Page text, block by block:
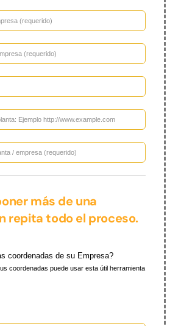
más de una
repita todo el proceso.
coordenadas de su Empresa?
coordenadas puede usar esta útil herramienta